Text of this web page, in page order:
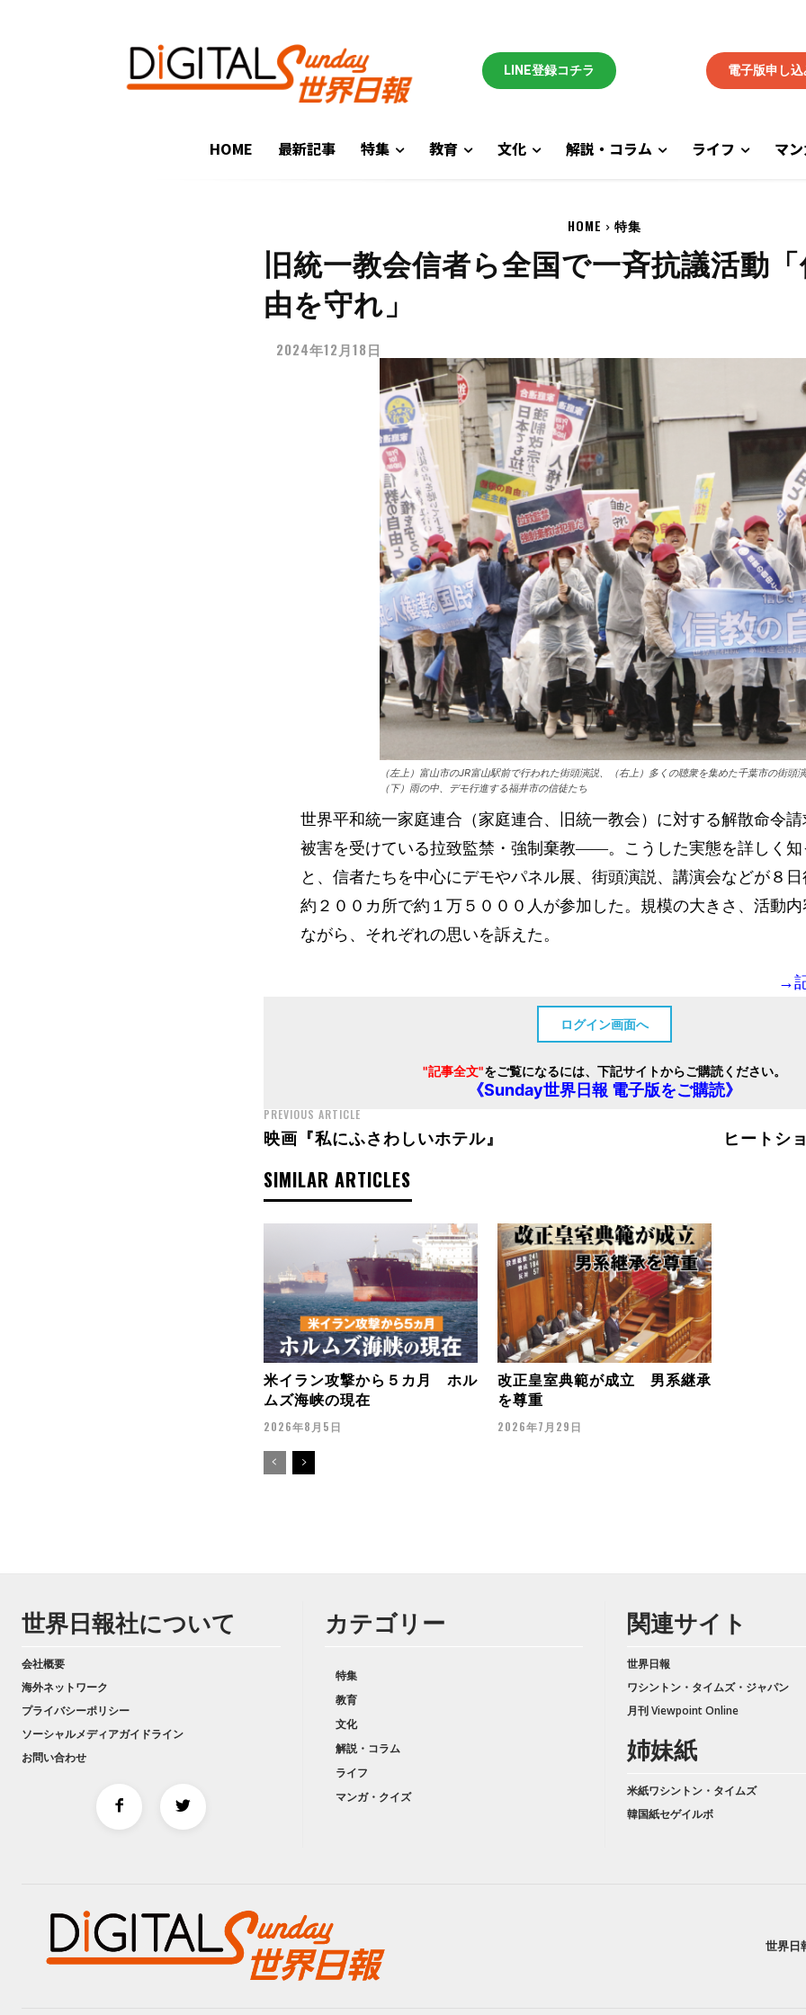
LINE登録コチラ 電子版申し込
HOME 最新記事 特集 教育 文化 解説・コラム ライフ マ
HOME 特集
旧統一教会信者ら全国で一斉抗議活動
由を守れ」
2024年12月18日
（左上）富山市のJR富山駅前で行われた街頭演説、（右上）多くの聴衆を集めた千葉市の街頭
（下）雨の中、デモ行進する福井市の信徒たち
世界平和統一家庭連合（家庭連合、旧統一教会）に対する解散命令
被害を受けている拉致監禁・強制棄教――。こうした実態を詳しく知
と、信者たちを中心にデモやパネル展、街頭演説、講演会などが８
約２００カ所で約１万５０００人が参加した。規模の大きさ、活動
ながら、それぞれの思いを訴えた。
→
ログイン画面へ
"記事全文"をご覧になるには、下記サイトからご購読ください。
《Sunday世界日報 電子版をご購読》
PREVIOUS ARTICLE
映画『私にふさわしいホテル』 ヒートシ
SIMILAR ARTICLES
米イラン攻撃から５カ月 ホル
ムズ海峡の現在
2026年8月5日
改正皇室典範が成立 男系継承
を尊重
2026年7月29日
世界日報社について
会社概要
海外ネットワーク
プライバシーポリシー
ソーシャルメディアガイドライン
お問い合わせ
カテゴリー
特集
教育
文化
解説・コラム
ライフ
マンガ・クイズ
関連サイト
世界日報
ワシントン・タイムズ・ジャパン
月刊 Viewpoint Online
姉妹紙
米紙ワシントン・タイムズ
韓国紙セゲイルボ
世界日